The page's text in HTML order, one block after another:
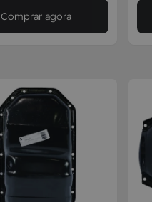
Comprar agora